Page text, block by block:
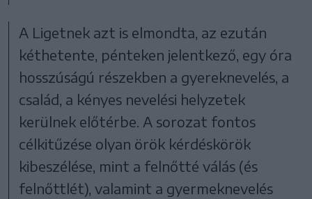
A Ligetnek azt is elmondta, az ezután
kéthetente, pénteken jelentkező, egy óra
hosszúságú részekben a gyereknevelés, a
család, a kényes nevelési helyzetek
kerülnek előtérbe. A sorozat fontos
célkitűzése olyan örök kérdéskörök
kibeszélése, mint a felnőtté válás (és
felnőttlét), valamint a gyermeknevelés